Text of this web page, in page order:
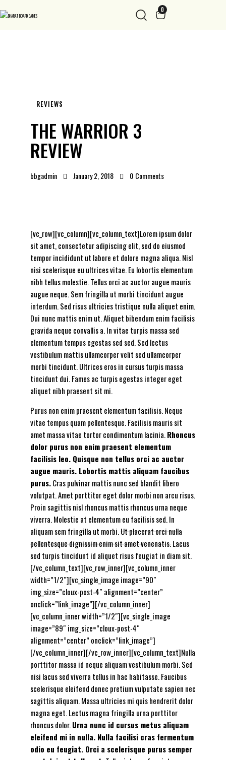
0
REVIEWS
THE WARRIOR 3
REVIEW
bbgadmin January 2, 2018 0 Comments
[vc_row][vc_column][vc_column_text]Lorem ipsum dolor
sit amet, consectetur adipiscing elit, sed do eiusmod
tempor incididunt ut labore et dolore magna aliqua. Nisl
nisi scelerisque eu ultrices vitae. Eu lobortis elementum
nibh tellus molestie. Tellus orci ac auctor augue mauris
augue neque. Sem fringilla ut morbi tincidunt augue
interdum. Sed risus ultricies tristique nulla aliquet enim.
Dui nunc mattis enim ut. Aliquet bibendum enim facilisis
gravida neque convallis a. In vitae turpis massa sed
elementum tempus egestas sed sed. Sed lectus
vestibulum mattis ullamcorper velit sed ullamcorper
morbi tincidunt. Ultrices eros in cursus turpis massa
tincidunt dui. Fames ac turpis egestas integer eget
aliquet nibh praesent sit mi.
Purus non enim praesent elementum facilisis. Neque
vitae tempus quam pellentesque. Facilisis mauris sit
amet massa vitae tortor condimentum lacinia.Rhoncus
dolor purus non enim praesent elementum
facilisis leo. Quisque non tellus orci ac auctor
augue mauris. Lobortis mattis aliquam faucibus
purus.Cras pulvinar mattis nunc sed blandit libero
volutpat. Amet porttitor eget dolor morbi non arcu risus.
Proin sagittis nisl rhoncus mattis rhoncus urna neque
viverra. Molestie at elementum eu facilisis sed. In
aliquam sem fringilla ut morbi.Ut placerat orci nulla
pellentesque dignissim enim sit amet venenatis.Lacus
sed turpis tincidunt id aliquet risus feugiat in diam sit.
[/vc_column_text][vc_row_inner][vc_column_inner
width=”1/2″][vc_single_image image=”90″
img_size=”cloux-post-4″ alignment=”center”
onclick=”link_image”][/vc_column_inner]
[vc_column_inner width=”1/2″][vc_single_image
image=”89″ img_size=”cloux-post-4″
alignment=”center” onclick=”link_image”]
[/vc_column_inner][/vc_row_inner][vc_column_text]Nulla
porttitor massa id neque aliquam vestibulum morbi. Sed
nisi lacus sed viverra tellus in hac habitasse. Faucibus
scelerisque eleifend donec pretium vulputate sapien nec
sagittis aliquam. Massa ultricies mi quis hendrerit dolor
magna eget. Lectus magna fringilla urna porttitor
rhoncus dolor.Urna nunc id cursus metus aliquam
eleifend mi in nulla. Nulla facilisi cras fermentum
odio eu feugiat. Orci a scelerisque purus semper